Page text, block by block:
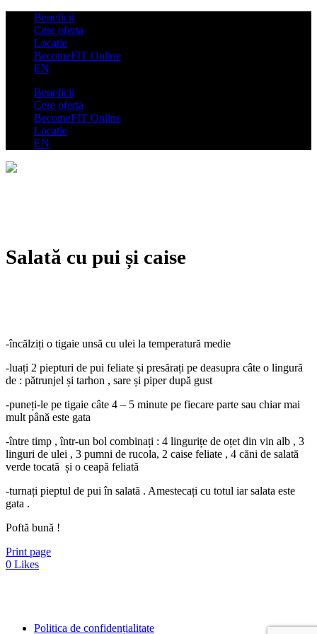
Beneficii
Cere oferta
Locatie
BecomeFIT Online
EN
Beneficii
Cere oferta
BecomeFIT Online
Locatie
EN
Salată cu pui și caise
-încălziți o tigaie unsă cu ulei la temperatură medie
-luați 2 piepturi de pui feliate și presărați pe deasupra câte o lingură
de : pătrunjel și tarhon , sare și piper după gust
-puneți-le pe tigaie câte 4 – 5 minute pe fiecare parte sau chiar mai
mult până este gata
-între timp , într-un bol combinați : 4 lingurițe de oțet din vin alb , 3
linguri de ulei , 3 pumni de rucola, 2 caise feliate , 4 căni de salată
verde tocată și o ceapă feliată
-turnați pieptul de pui în salată . Amestecați cu totul iar salata este
gata .
Poftă bună !
Print page
0 Likes
Politica de confidențialitate